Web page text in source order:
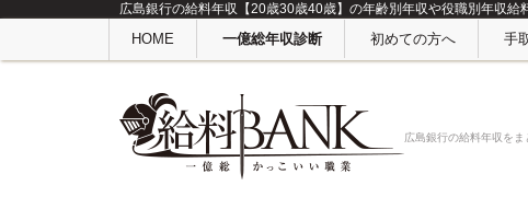
広島銀行の給料年収【20歳30歳40歳】の年齢別年収や役職別年収給
HOME 一億総年収診断 初めての方へ 手
広島銀行の給料年収を